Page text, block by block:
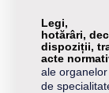
Legi,
hotărâri,
dispoziții,
acte
ale
de